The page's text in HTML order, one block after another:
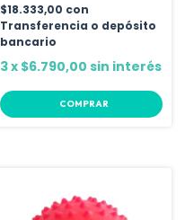
$18.333,00 con
Transferencia o depósito
bancario
3x $6.790,00 sin interés
COMPRAR